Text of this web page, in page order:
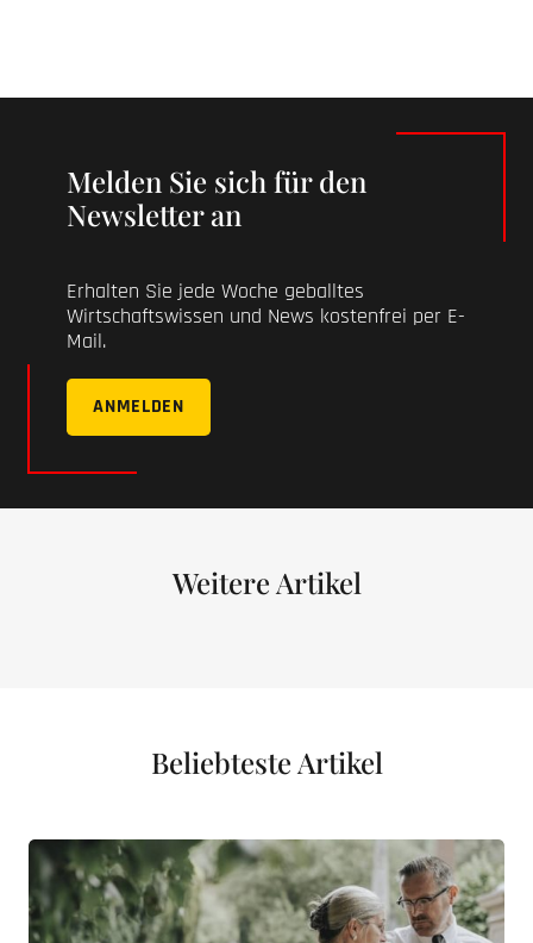
Melden Sie sich für den
Newsletter an
Erhalten Sie jede Woche geballtes
Wirtschaftswissen und News kostenfrei per E-
Mail.
ANMELDEN
Weitere Artikel
Beliebteste Artikel